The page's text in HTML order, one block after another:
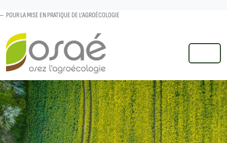
POUR LA MISE EN PRATIQUE DE L'AGROÉCOLOGIE
MENU